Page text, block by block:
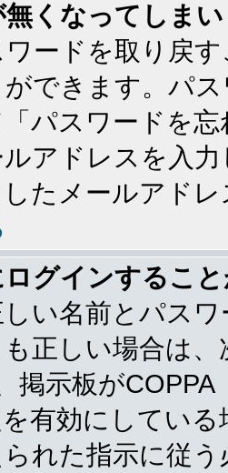
くなってしま
ードを取り戻
できます。パ
パスワードを
アドレスを入
たメールアド
グインするこ
しい名前とパス
正しい場合は
掲示板が
有効にしてい
れた指示に従